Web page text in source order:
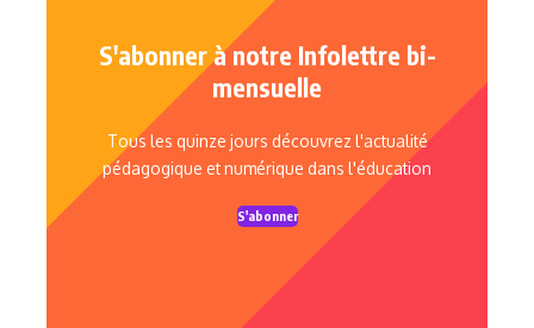
S'abonner à notre Infolettre bi-
mensuelle
Tous les quinze jours découvrez l'actualité
pédagogique et numérique dans l'éducation
S'abonner